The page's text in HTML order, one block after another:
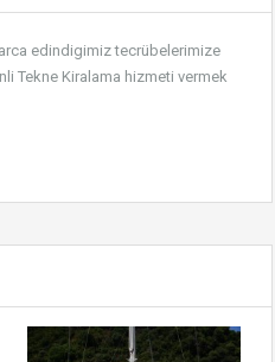
edindigimiz tecrübelerimize
Tekne Kiralama hizmeti vermek